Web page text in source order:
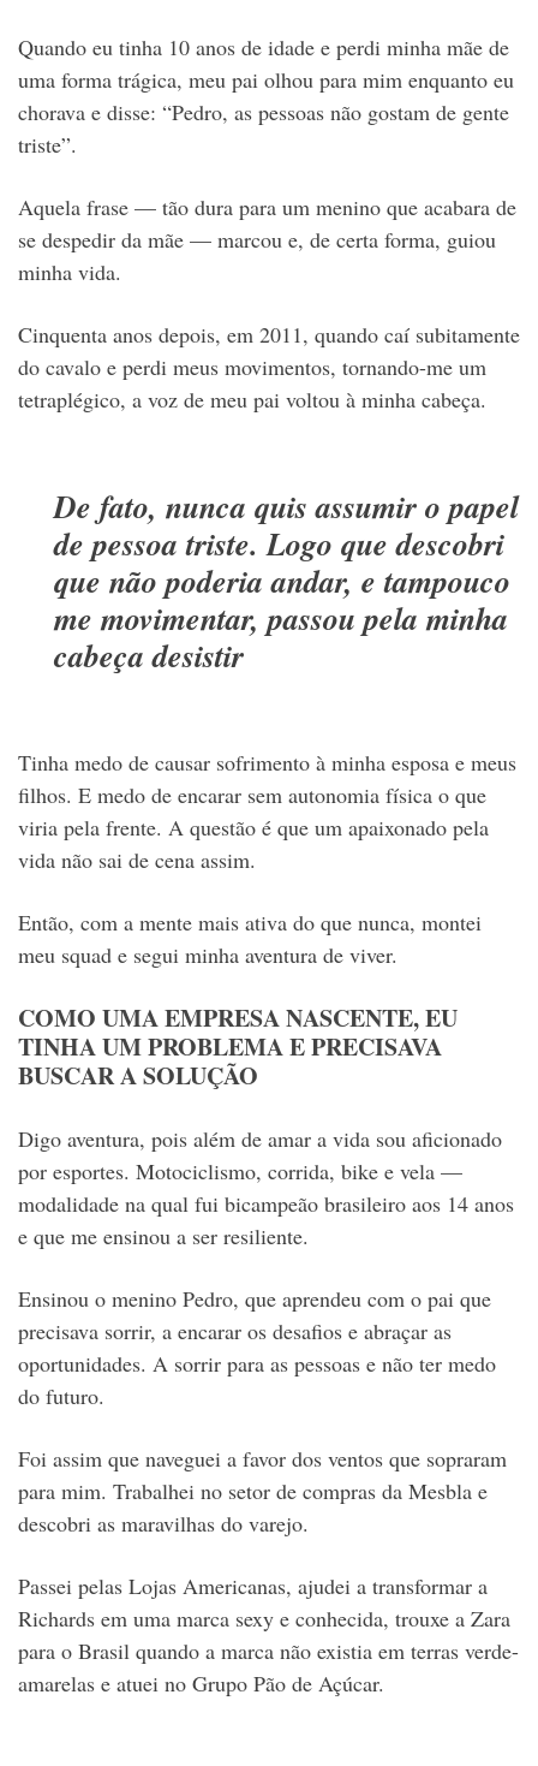
Quando eu tinha 10 anos de idade e perdi minha mãe de
uma forma trágica, meu pai olhou para mim enquanto eu
chorava e disse: “Pedro, as pessoas não gostam de gente
triste”.
Aquela frase — tão dura para um menino que acabara de
se despedir da mãe — marcou e, de certa forma, guiou
minha vida.
Cinquenta anos depois, em 2011, quando caí subitamente
do cavalo e perdi meus movimentos, tornando-me um
tetraplégico, a voz de meu pai voltou à minha cabeça.
De fato, nunca quis assumir o papel
de pessoa triste. Logo que descobri
que não poderia andar, e tampouco
me movimentar, passou pela minha
cabeça desistir
Tinha medo de causar sofrimento à minha esposa e meus
filhos. E medo de encarar sem autonomia física o que
viria pela frente. A questão é que um apaixonado pela
vida não sai de cena assim.
Então, com a mente mais ativa do que nunca, montei
meu squad e segui minha aventura de viver.
COMO UMA EMPRESA NASCENTE, EU
TINHA UM PROBLEMA E PRECISAVA
BUSCAR A SOLUÇÃO
Digo aventura, pois além de amar a vida sou aficionado
por esportes. Motociclismo, corrida, bike e vela —
modalidade na qual fui bicampeão brasileiro aos 14 anos
e que me ensinou a ser resiliente.
Ensinou o menino Pedro, que aprendeu com o pai que
precisava sorrir, a encarar os desafios e abraçar as
oportunidades. A sorrir para as pessoas e não ter medo
do futuro.
Foi assim que naveguei a favor dos ventos que sopraram
para mim. Trabalhei no setor de compras da Mesbla e
descobri as maravilhas do varejo.
Passei pelas Lojas Americanas, ajudei a transformar a
Richards em uma marca sexy e conhecida, trouxe a Zara
para o Brasil quando a marca não existia em terras verde-
amarelas e atuei no Grupo Pão de Açúcar.